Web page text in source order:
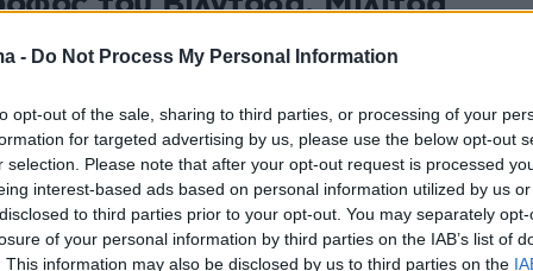
- Do Not Process My Personal Information
opt-out of the sale, sharing to third parties, or processing of your
for targeted advertising by us, please use the below opt-out
selection. Please note that after your opt-out request is processed
interest-based ads based on personal information utilized by us
to third parties prior to your opt-out. You may separately
of your personal information by third parties on the IAB’s list of
This information may also be disclosed by us to third parties on the
- Φωτογραφίες
του Παναθηναϊκού στο Βερολίνο για το Final-4
απόδραση στο Ναύπλιο για
18